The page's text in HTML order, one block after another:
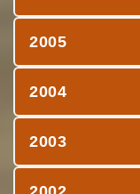
2005
2004
2003